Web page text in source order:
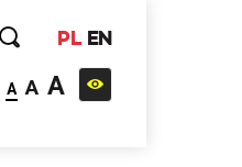
PL EN
A A A